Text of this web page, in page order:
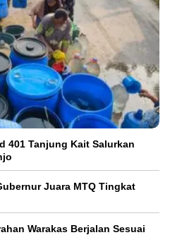
401 Tanjung Kait Salurkan
Juara MTQ Tingkat
Warakas Berjalan Sesuai